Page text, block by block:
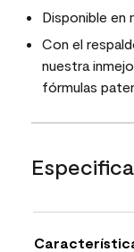
Disponible en
Con el
nuestra
fórmulas